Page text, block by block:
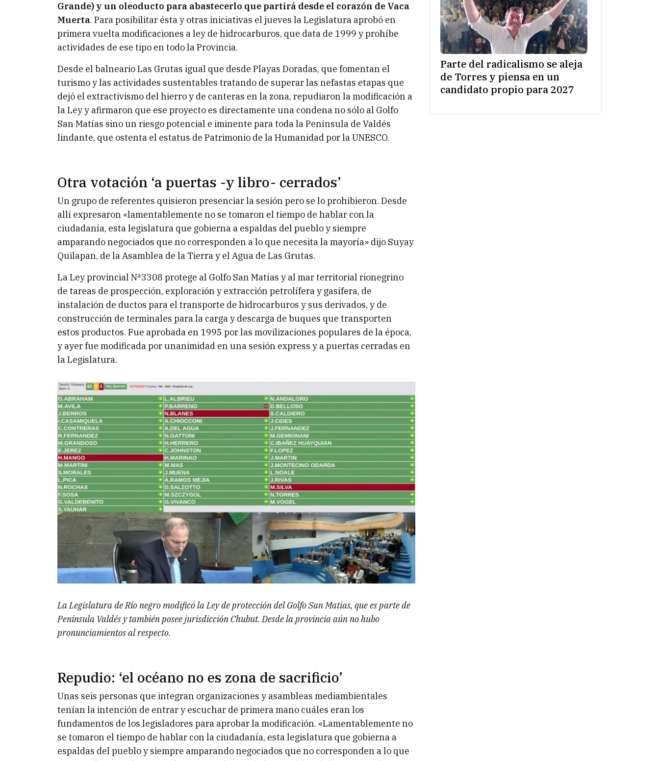
Grande) y un oleoducto para abastecerlo que partirá desde el corazón de Vaca
Muerta. Para posibilitar ésta y otras iniciativas el jueves la Legislatura aprobó en
primera vuelta modificaciones a ley de hidrocarburos, que data de 1999 y prohíbe
actividades de ese tipo en todo la Provincia.
Desde el balneario Las Grutas igual que desde Playas Doradas, que fomentan el
turismo y las actividades sustentables tratando de superar las nefastas etapas que
dejó el extractivismo del hierro y de canteras en la zona, repudiaron la modificación a
la Ley y afirmaron que ese proyecto es directamente una condena no sólo al Golfo
San Matías sino un riesgo potencial e iminente para toda la Península de Valdés
lindante, que ostenta el estatus de Patrimonio de la Humanidad por la UNESCO.
Otra votación ‘a puertas -y libro- cerrados’
Un grupo de referentes quisieron presenciar la sesión pero se lo prohibieron. Desde
allí expresaron «lamentablemente no se tomaron el tiempo de hablar con la
ciudadanía, esta legislatura que gobierna a espaldas del pueblo y siempre
amparando negociados que no corresponden a lo que necesita la mayoría» dijo Suyay
Quilapan, de la Asamblea de la Tierra y el Agua de Las Grutas.
La Ley provincial Nª3308 protege al Golfo San Matías y al mar territorial rionegrino
de tareas de prospección, exploración y extracción petrolífera y gasífera, de
instalación de ductos para el transporte de hidrocarburos y sus derivados, y de
construcción de terminales para la carga y descarga de buques que transporten
estos productos. Fue aprobada en 1995 por las movilizaciones populares de la época,
y ayer fue modificada por unanimidad en una sesión express y a puertas cerradas en
la Legislatura.
La Legislatura de Río negro modificó la Ley de protección del Golfo San Matias, que es parte de
Península Valdés y también posee jurisdicción Chubut. Desde la provincia aún no hubo
pronunciamientos al respecto.
Repudio: ‘el océano no es zona de sacrificio’
Unas seis personas que integran organizaciones y asambleas mediambientales
tenían la intención de entrar y escuchar de primera mano cuáles eran los
fundamentos de los legisladores para aprobar la modificación. «Lamentablemente no
se tomaron el tiempo de hablar con la ciudadanía, esta legislatura que gobierna a
espaldas del pueblo y siempre amparando negociados que no corresponden a lo que
Parte del radicalismo se aleja
de Torres y piensa en un
candidato propio para 2027